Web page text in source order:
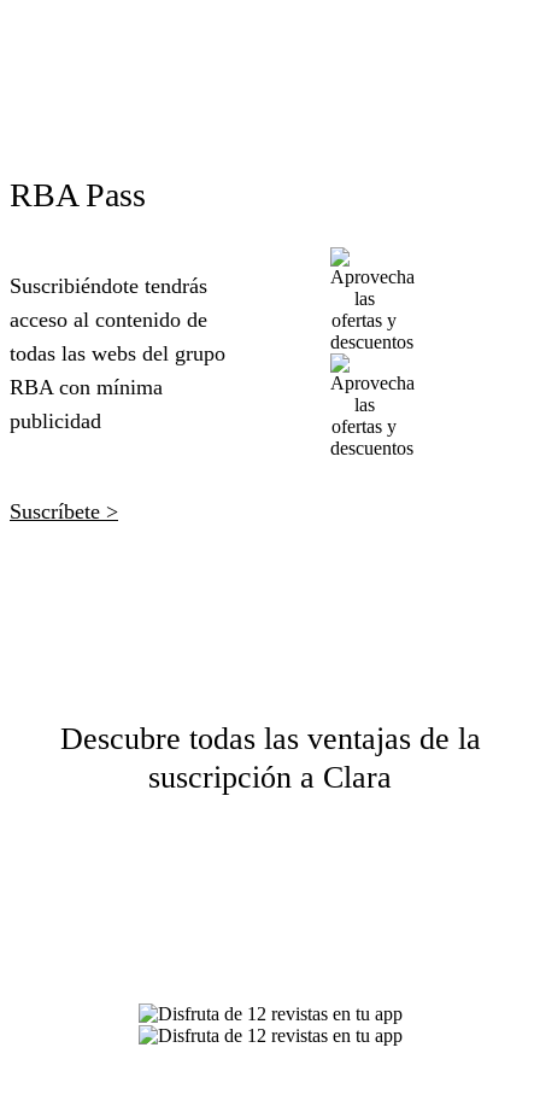
RBA Pass
Suscribiéndote tendrás
acceso al contenido de
todas las webs del grupo
RBA con mínima
publicidad
Suscríbete >
Descubre todas las ventajas de la
suscripción a Clara